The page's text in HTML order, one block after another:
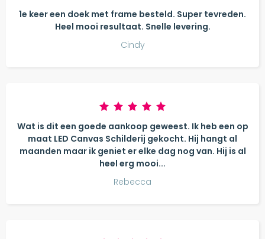
1e keer een doek met frame besteld. Super tevreden.
Heel mooi resultaat. Snelle levering.
Cindy
Wat is dit een goede aankoop geweest. Ik heb een op
maat LED Canvas Schilderij gekocht. Hij hangt al
maanden maar ik geniet er elke dag nog van. Hij is al
heel erg mooi...
Rebecca